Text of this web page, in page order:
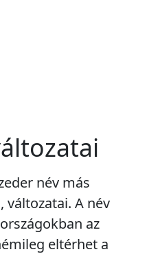
név más
változatai. A név
az
eltérhet a